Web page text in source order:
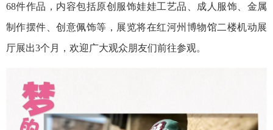
68件作品，内容包括原创服饰娃娃工艺品、成人服饰、金属
制作摆件、创意佩饰等，展览将在红河州博物馆二楼机动展
厅展出3个月，欢迎广大观众朋友们前往参观。